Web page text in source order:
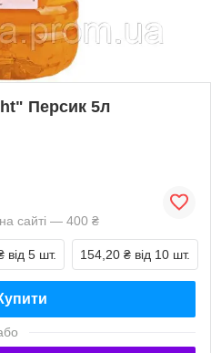
Пepcик 5л
сайті — 400 ₴
від 5 шт. 154,20 ₴ від 10 шт.